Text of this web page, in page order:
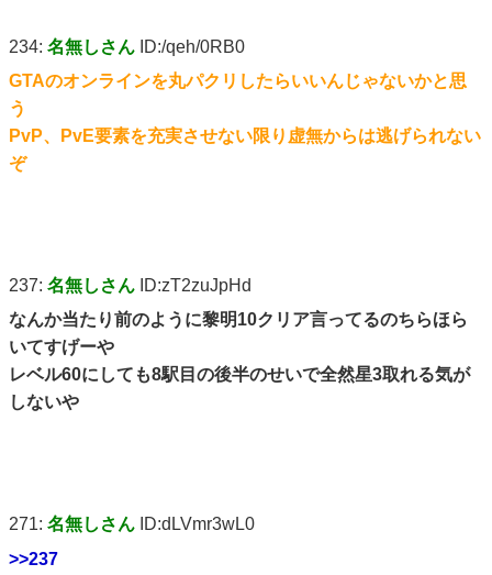
234: 名無しさん ID:/qeh/0RB0
GTAのオンラインを丸パクリしたらいいんじゃないかと思
う
PvP、PvE要素を充実させない限り虚無からは逃げられない
ぞ
237: 名無しさん ID:zT2zuJpHd
なんか当たり前のように黎明10クリア言ってるのちらほら
いてすげーや
レベル60にしても8駅目の後半のせいで全然星3取れる気が
しないや
271: 名無しさん ID:dLVmr3wL0
>>237